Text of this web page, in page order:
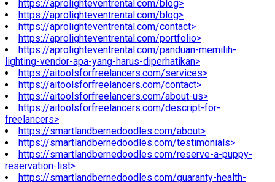
https://aprolighteventrental.com/blog>
https://aprolighteventrental.com/blog>
https://aprolighteventrental.com/contact>
https://aprolighteventrental.com/portfolio>
https://aprolighteventrental.com/panduan-memilih-
lighting-vendor-apa-yang-harus-diperhatikan>
https://aitoolsforfreelancers.com/services>
https://aitoolsforfreelancers.com/contact>
https://aitoolsforfreelancers.com/about-us>
https://aitoolsforfreelancers.com/descript-for-
freelancers>
https://smartlandbernedoodles.com/about>
https://smartlandbernedoodles.com/testimonials>
https://smartlandbernedoodles.com/reserve-a-puppy-
reservation-list>
https://smartlandbernedoodles.com/guaranty-health-